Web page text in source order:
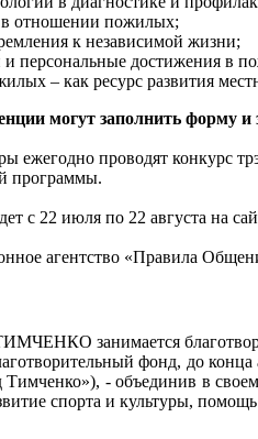
отношении пожилых;
к независимой жизни;
персональные достижения в
– как ресурс развития
могут заполнить форму и
ежегодно проводят конкурс
программы.
с 22 июля по 22 августа на
агентство «Правила
занимается
фонд, до
- объединив в своем
спорта и культуры,